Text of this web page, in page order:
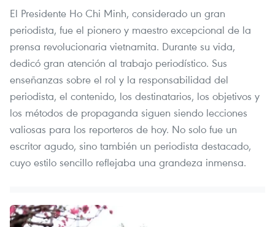
El Presidente Ho Chi Minh, considerado un gran
periodista, fue el pionero y maestro excepcional de la
prensa revolucionaria vietnamita. Durante su vida,
dedicó gran atención al trabajo periodístico. Sus
enseñanzas sobre el rol y la responsabilidad del
periodista, el contenido, los destinatarios, los objetivos y
los métodos de propaganda siguen siendo lecciones
valiosas para los reporteros de hoy. No solo fue un
escritor agudo, sino también un periodista destacado,
cuyo estilo sencillo reflejaba una grandeza inmensa.